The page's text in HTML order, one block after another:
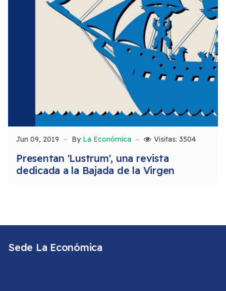
Jun 09, 2019 By La Económica Visitas: 3504
Presentan 'Lustrum', una revista
dedicada a la Bajada de la Virgen
Sede La Económica